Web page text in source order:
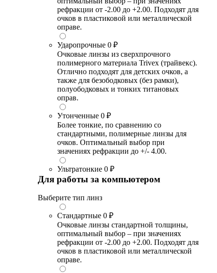
рефракции от -2.00 до +2.00. Подходят для
очков в пластиковой или металлической
оправе.
Ударопрочные 0 ₽
Очковые линзы из сверхпрочного
полимерного материала Trivex (трайвекс).
Отлично подходят для детских очков, а
также для безободковых (без рамки),
полуободковых и тонких титановых
оправ.
Утонченные 0 ₽
Более тонкие, по сравнению со
стандартными, полимерные линзы для
очков. Оптимальный выбор при
значениях рефракции до +/- 4.00.
Ультратонкие 0 ₽
Для работы за компьютером
Выберите тип линз
Стандартные 0 ₽
Очковые линзы стандартной толщины,
оптимальный выбор – при значениях
рефракции от -2.00 до +2.00. Подходят для
очков в пластиковой или металлической
оправе.